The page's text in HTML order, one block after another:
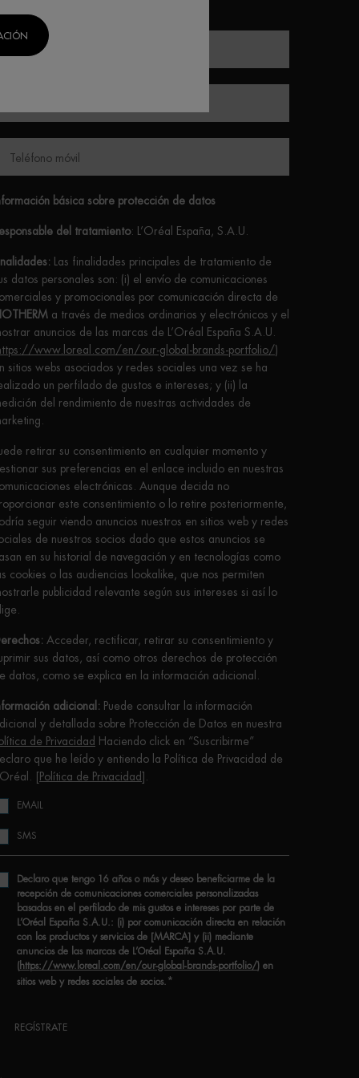
Correo electrónico
Teléfono móvil
básica sobre protección de datos
del tratamiento: L’Oréal España, S.A.U.
Las finalidades principales de tratamiento de
datos personales son: (i) el envío de comunicaciones
y promocionales por comunicación directa de
a través de medios ordinarios y electrónicos y el
anuncios de las marcas de L’Oréal España S.A.U.
www.loreal.com/en/our-global-brands-portfolio/)
sitios webs asociados y redes sociales una vez se ha
un perfilado de gustos e intereses; y (ii) la
del rendimiento de nuestras actividades de
retirar su consentimiento en cualquier momento y
sus preferencias en el enlace incluido en nuestras
electrónicas. Aunque decida no
este consentimiento o lo retire posteriormente,
seguir viendo anuncios nuestros en sitios web y redes
de nuestros socios dado que estos anuncios se
en su historial de navegación y en tecnologías como
cookies o las audiencias lookalike, que nos permiten
publicidad relevante según sus intereses si así lo
Acceder, rectificar, retirar su consentimiento y
sus datos, así como otros derechos de protección
datos, como se explica en la información adicional.
adicional: Puede consultar la información
y detallada sobre Protección de Datos en nuestra
de Privacidad Haciendo click en “Suscribirme”
que he leído y entiendo la Política de Privacidad de
[
Política de Privacidad
EMAIL
SMS
Declaro que tengo 16 años o más y deseo beneficiarme de la
recepción de comunicaciones comerciales personalizadas
basadas en el perfilado de mis gustos e intereses por parte de
L’Oréal España S.A.U.: (i) por comunicación directa en relación
con los productos y servicios de [MARCA] y (ii) mediante
anuncios de las marcas de L’Oréal España S.A.U.
(https://www.loreal.com/en/our-global-brands-portfolio/ ) en
sitios web y redes sociales de socios. *
REGÍSTRATE